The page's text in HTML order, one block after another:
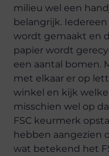
milieu wel een
belangrijk.
wordt gemaakt en
papier wordt
een aantal bomen.
met elkaar er op
winkel en kijk
misschien wel op
FSC keurmerk
hebben aangezien
wat betekend het